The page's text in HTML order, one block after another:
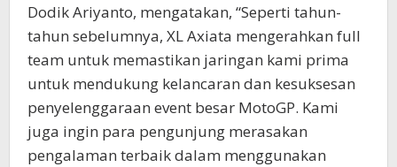
Dodik Ariyanto, mengatakan, “Seperti tahun-
tahun sebelumnya, XL Axiata mengerahkan full
team untuk memastikan jaringan kami prima
untuk mendukung kelancaran dan kesuksesan
penyelenggaraan event besar MotoGP. Kami
juga ingin para pengunjung merasakan
pengalaman terbaik dalam menggunakan